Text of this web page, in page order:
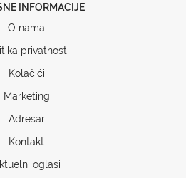
INFORMACIJE
O nama
privatnosti
Kolačići
Marketing
Adresar
Kontakt
oglasi